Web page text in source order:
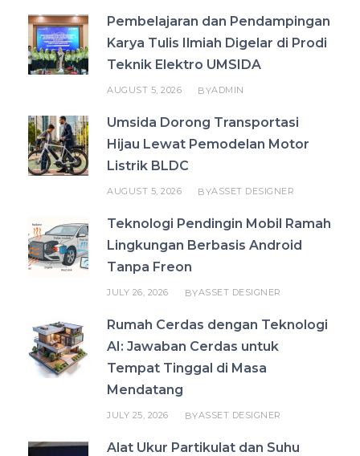
Pembelajaran dan Pendampingan
Karya Tulis Ilmiah Digelar di Prodi
Teknik Elektro UMSIDA
AUGUST 5, 2026 BYADMIN
Umsida Dorong Transportasi
Hijau Lewat Pemodelan Motor
Listrik BLDC
AUGUST 5, 2026 BYASSET DESIGNER
Teknologi Pendingin Mobil Ramah
Lingkungan Berbasis Android
Tanpa Freon
JULY 26, 2026 BYASSET DESIGNER
Rumah Cerdas dengan Teknologi
AI: Jawaban Cerdas untuk
Tempat Tinggal di Masa
Mendatang
JULY 25, 2026 BYASSET DESIGNER
Alat Ukur Partikulat dan Suhu